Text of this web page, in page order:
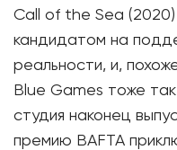
Call of the Sea
кандидатом на
реальности, и,
Blue Games тоже
студия наконец
премию BAFTA